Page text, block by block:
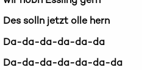
Des solln jetzt olle hern
Da-da-da-da-da-da
Da-da-da-da-da-da-da